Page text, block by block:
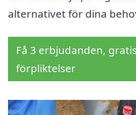
alternativet för dina
Få 3 erbjudanden,
förpliktelser